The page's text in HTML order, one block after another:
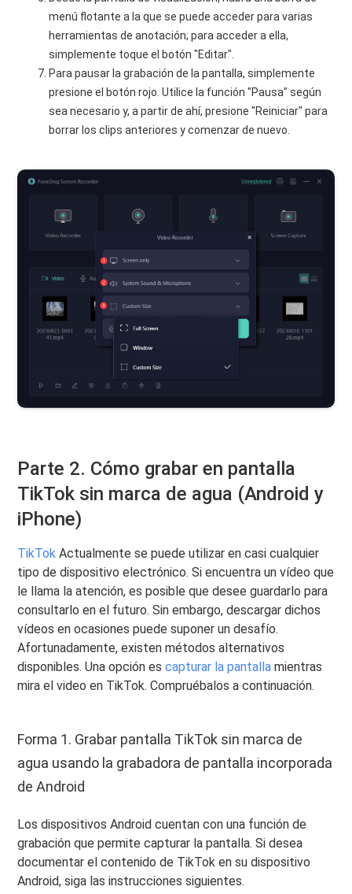
menú flotante a la que se puede acceder para varias
herramientas de anotación; para acceder a ella,
simplemente toque el botón "Editar".
Para pausar la grabación de la pantalla, simplemente
presione el botón rojo. Utilice la función "Pausa" según
sea necesario y, a partir de ahí, presione "Reiniciar" para
borrar los clips anteriores y comenzar de nuevo.
Parte 2. Cómo grabar en pantalla
TikTok sin marca de agua (Android y
iPhone)
TikTok Actualmente se puede utilizar en casi cualquier
tipo de dispositivo electrónico. Si encuentra un vídeo que
le llama la atención, es posible que desee guardarlo para
consultarlo en el futuro. Sin embargo, descargar dichos
vídeos en ocasiones puede suponer un desafío.
Afortunadamente, existen métodos alternativos
disponibles. Una opción escapturar la pantalla mientras
mira el video en TikTok. Compruébalos a continuación.
Forma 1. Grabar pantalla TikTok sin marca de
agua usando la grabadora de pantalla incorporada
de Android
Los dispositivos Android cuentan con una función de
grabación que permite capturar la pantalla. Si desea
documentar el contenido de TikTok en su dispositivo
Android, siga las instrucciones siguientes.